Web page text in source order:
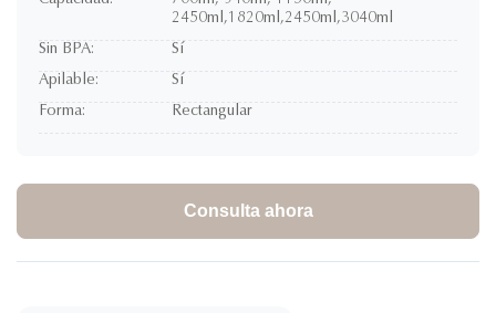
2450ml,1820ml,2450ml,3040ml
Sin BPA:
Sí
Apilable:
Sí
Forma:
Rectangular
Consulta ahora